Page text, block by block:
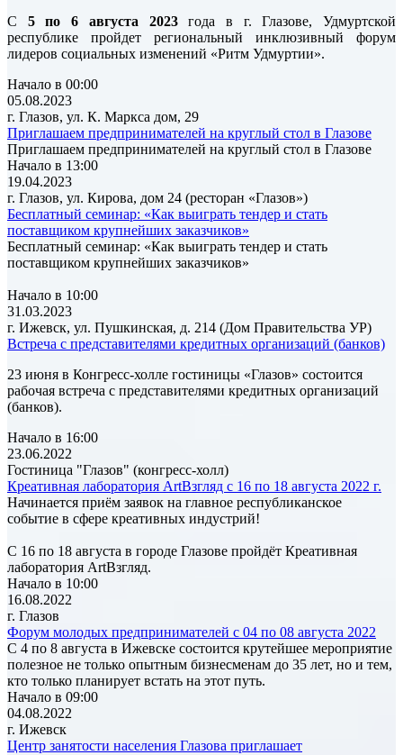
С 5 по 6 августа 2023года в г. Глазове, Удмуртской
республике пройдет региональный инклюзивный форум
лидеров социальных изменений «Ритм Удмуртии».
Начало в 00:00
05.08.2023
г. Глазов, ул. К. Маркса дом, 29
Приглашаем предпринимателей на круглый стол в Глазове
Приглашаем предпринимателей на круглый стол в Глазове
Начало в 13:00
19.04.2023
г. Глазов, ул. Кирова, дом 24 (ресторан «Глазов»)
Бесплатный семинар: «Как выиграть тендер и стать
поставщиком крупнейших заказчиков»
Бесплатный семинар: «Как выиграть тендер и стать
поставщиком крупнейших заказчиков»
Начало в 10:00
31.03.2023
г. Ижевск, ул. Пушкинская, д. 214 (Дом Правительства УР)
Встреча с представителями кредитных организаций (банков)
23 июня в Конгресс-холле гостиницы «Глазов» состоится
рабочая встреча с представителями кредитных организаций
(банков).
Начало в 16:00
23.06.2022
Гостиница "Глазов" (конгресс-холл)
Креативная лаборатория ArtВзгляд с 16 по 18 августа 2022 г.
Начинается приём заявок на главное республиканское
событие в сфере креативных индустрий!
С 16 по 18 августа в городе Глазове пройдёт Креативная
лаборатория ArtВзгляд.
Начало в 10:00
16.08.2022
г. Глазов
Форум молодых предпринимателей с 04 по 08 августа 2022
С 4 по 8 августа в Ижевске состоится крутейшее мероприятие
полезное не только опытным бизнесменам до 35 лет, но и тем,
кто только планирует встать на этот путь.
Начало в 09:00
04.08.2022
г. Ижевск
Центр занятости населения Глазова приглашает